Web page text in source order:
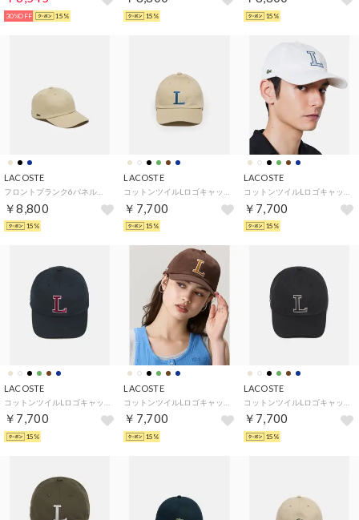
30%OFF 15% 15% 15%
LACOSTE
￥8,800
15%
LACOSTE
￥7,700
15%
LACOSTE
￥7,700
15%
LACOSTE
￥7,700
15%
LACOSTE
￥7,700
15%
LACOSTE
￥7,700
15%